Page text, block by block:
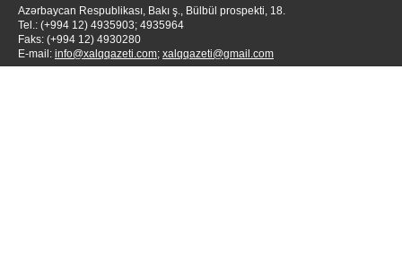
Azərbaycan Respublikası, Bakı ş., Bülbül prospekti, 18.
Tel.: (+994 12) 4935903; 4935964
Faks: (+994 12) 4930280
E-mail: info@xalqqazeti.com; xalqqazeti@gmail.com